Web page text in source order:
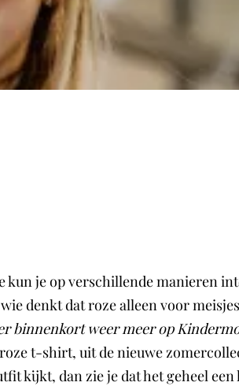
kun je op verschillende manieren
denkt dat roze alleen voor
binnenkort weer meer op
t-shirt, uit de nieuwe
kijkt, dan zie je dat het geheel